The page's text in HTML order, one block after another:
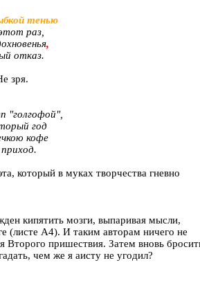
тенью
раз,
,
отказ.
зря.
"голгофой",
год
кофе
который в муках творчества гневно
кипятить мозги, выпаривая мысли,
(листе A4). И таким авторам ничего не
Второго пришествия. Затем вновь
чем же я аисту не угодил?